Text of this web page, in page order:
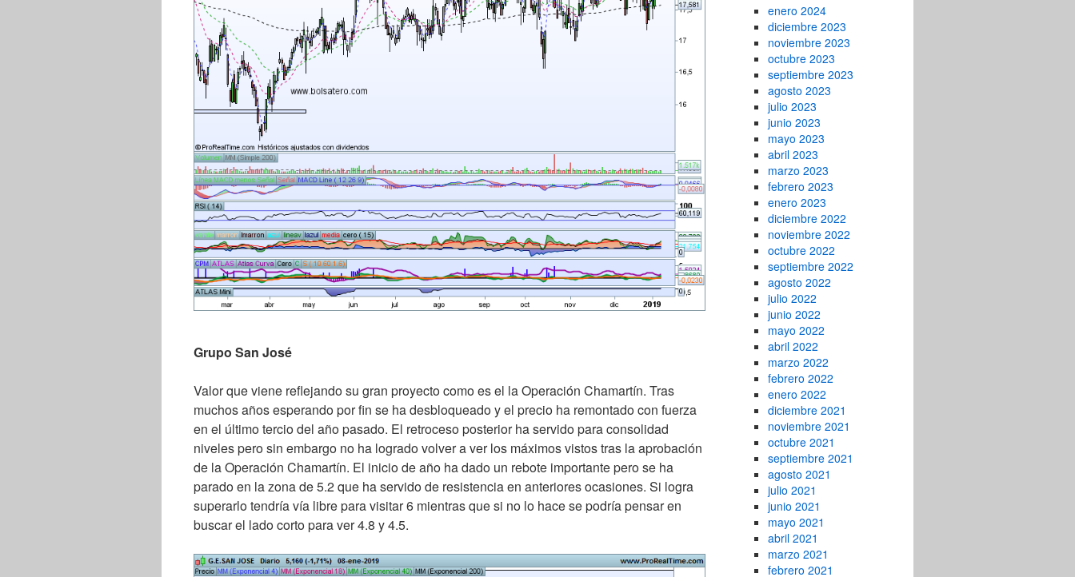
Grupo San José
Valor que viene reflejando su gran proyecto como es el la Operación Chamartín. Tras
muchos años esperando por fin se ha desbloqueado y el precio ha remontado con fuerza
en el último tercio del año pasado. El retroceso posterior ha servido para consolidad
niveles pero sin embargo no ha logrado volver a ver los máximos vistos tras la aprobación
de la Operación Chamartín. El inicio de año ha dado un rebote importante pero se ha
parado en la zona de 5.2 que ha servido de resistencia en anteriores ocasiones. Si logra
superarlo tendría vía libre para visitar 6 mientras que si no lo hace se podría pensar en
buscar el lado corto para ver 4.8 y 4.5.
enero 2024
diciembre 2023
noviembre 2023
octubre 2023
septiembre 2023
agosto 2023
julio 2023
junio 2023
mayo 2023
abril 2023
marzo 2023
febrero 2023
enero 2023
diciembre 2022
noviembre 2022
octubre 2022
septiembre 2022
agosto 2022
julio 2022
junio 2022
mayo 2022
abril 2022
marzo 2022
febrero 2022
enero 2022
diciembre 2021
noviembre 2021
octubre 2021
septiembre 2021
agosto 2021
julio 2021
junio 2021
mayo 2021
abril 2021
marzo 2021
febrero 2021